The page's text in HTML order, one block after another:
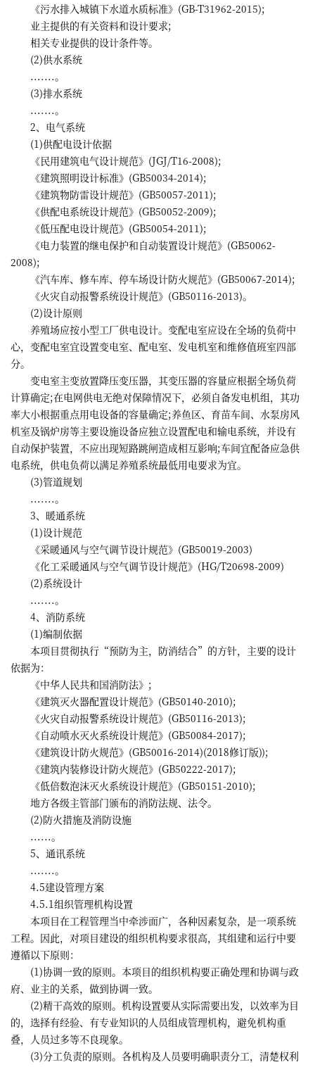
《污水排入城镇下水道水质标准》(GB-T31962-2015);
业主提供的有关资料和设计要求;
相关专业提供的设计条件等。
(2)供水系统
.......。
(3)排水系统
.......。
2、电气系统
(1)供配电设计依据
《民用建筑电气设计规范》(JGJ/T16-2008);
《建筑照明设计标准》(GB50034-2014);
《建筑物防雷设计规范》(GB50057-2011);
《供配电系统设计规范》(GB50052-2009);
《低压配电设计规范》(GB50054-2011);
《电力装置的继电保护和自动装置设计规范》(GB50062-
2008);
《汽车库、修车库、停车场设计防火规范》(GB50067-2014);
《火灾自动报警系统设计规范》(GB50116-2013)。
(2)设计原则
养殖场应按小型工厂供电设计。变配电室应设在全场的负荷中
心，变配电室宜设置变电室、配电室、发电机室和维修值班室四部
分。
变电室主变放置降压变压器，其变压器的容量应根据全场负荷
计算确定;在电网供电无绝对保障情况下，必须自备发电机组，其功
率大小根据重点用电设备的容量确定;养鱼区、育苗车间、水泵房风
机室及锅炉房等主要设施设备应独立设置配电和输电系统，并设有
自动保护装置，不应出现短路跳闸造成相互影响;车间宜配备应急供
电系统，供电负荷以满足养殖系统最低用电要求为宜。
(3)管道规划
.......。
3、暖通系统
(1)设计规范
《采暖通风与空气调节设计规范》(GB50019-2003)
《化工采暖通风与空气调节设计规范》(HG/T20698-2009)
(2)系统设计
.......。
4、消防系统
(1)编制依据
本项目贯彻执行“预防为主，防消结合”的方针，主要的设计
依据为：
《中华人民共和国消防法》;
《建筑灭火器配置设计规范》(GB50140-2010);
《火灾自动报警系统设计规范》(GB50116-2013);
《自动喷水灭火系统设计规范》(GB50084-2017);
《建筑设计防火规范》(GB50016-2014)(2018修订版));
《建筑内装修设计防火规范》(GB50222-2017);
《低倍数泡沫灭火系统设计规范》(GB50151-2010);
地方各级主管部门颁布的消防法规、法令。
(2)防火措施及消防设施
......。
5、通讯系统
.......。
4.5建设管理方案
4.5.1组织管理机构设置
本项目在工程管理当中牵涉面广，各种因素复杂，是一项系统
工程。因此，对项目建设的组织机构要求很高，其组建和运行中要
遵循以下原则：
(1)协调一致的原则。本项目的组织机构要正确处理和协调与政
府、业主的关系，做到协调一致。
(2)精干高效的原则。机构设置要从实际需要出发，以效率为目
的，选择有经验、有专业知识的人员组成管理机构，避免机构重
叠，人员过多等不良现象。
(3)分工负责的原则。各机构及人员要明确职责分工，清楚权利